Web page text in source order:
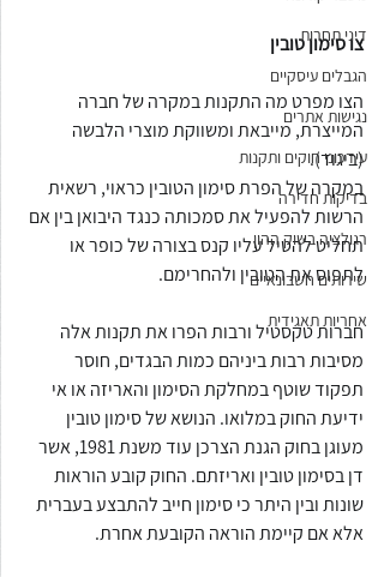
דיני תחרות
הגבלים עיסקיים
נגישות אתרים
עידכוני חוקים ותקנות
בדיקות חדירה
רגולציה בשוק ההון
שירותים חשבונאיים
אחריות תאגידית
צו סימון טובין
הצו מפרט מה התקנות במקרה של חברה
המייצרת, מייבאת ומשווקת מוצרי הלבשה
(ביגוד).
במקרה של הפרת סימון הטובין כראוי, רשאית
הרשות להפעיל את סמכותה כנגד היבואן בין אם
תחליט להטיל עליו קנס בצורה של כופר או
לתפוס את הטובין ולהחרימם.
חברות טקסטיל ורבות הפרו את תקנות אלה
מסיבות רבות ביניהם כמות הבגדים, חוסר
תפקוד שוטף במחלקת הסימון והאריזה או אי
ידיעת החוק במלואו. הנושא של סימון טובין
מעוגן בחוק הגנת הצרכן עוד משנת 1981, אשר
דן בסימון טובין ואריזתם. החוק קובע הוראות
שונות ובין היתר כי סימון חייב להתבצע בעברית
אלא אם קיימת הוראה הקובעת אחרת.